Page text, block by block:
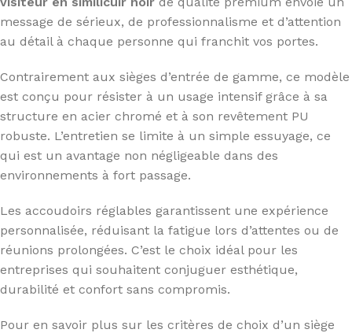
message de sérieux, de professionnalisme et d’attention
au détail à chaque personne qui franchit vos portes.
Contrairement aux sièges d’entrée de gamme, ce modèle
est conçu pour résister à un usage intensif grâce à sa
structure en acier chromé et à son revêtement PU
robuste. L’entretien se limite à un simple essuyage, ce
qui est un avantage non négligeable dans des
environnements à fort passage.
Les accoudoirs réglables garantissent une expérience
personnalisée, réduisant la fatigue lors d’attentes ou de
réunions prolongées. C’est le choix idéal pour les
entreprises qui souhaitent conjuguer esthétique,
durabilité et confort sans compromis.
Pour en savoir plus sur les critères de choix d’un siège